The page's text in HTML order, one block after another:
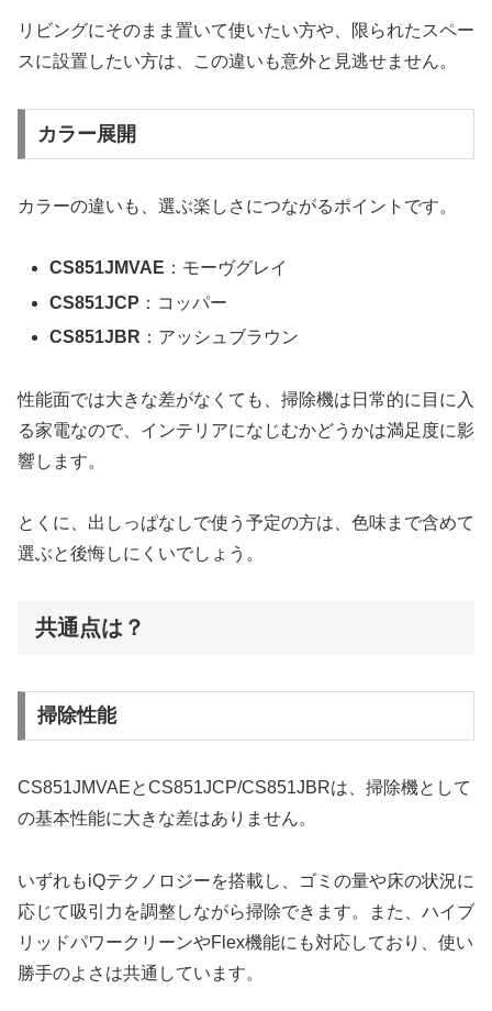
リビングにそのまま置いて使いたい方や、限られたスペー
スに設置したい方は、この違いも意外と見逃せません。
カラー展開
カラーの違いも、選ぶ楽しさにつながるポイントです。
CS851JMVAE ：モーヴグレイ
CS851JCP ：コッパー
CS851JBR ：アッシュブラウン
性能面では大きな差がなくても、掃除機は日常的に目に入
る家電なので、インテリアになじむかどうかは満足度に影
響します。
とくに、出しっぱなしで使う予定の方は、色味まで含めて
選ぶと後悔しにくいでしょう。
共通点は？
掃除性能
CS851JMVAEとCS851JCP/CS851JBRは、掃除機として
の基本性能に大きな差はありません。
いずれもiQテクノロジーを搭載し、ゴミの量や床の状況に
応じて吸引力を調整しながら掃除できます。また、ハイブ
リッドパワークリーンやFlex機能にも対応しており、使い
勝手のよさは共通しています。